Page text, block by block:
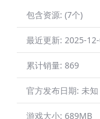
包含资源: (7个)
最近更新: 2025-
累计销量: 869
官方发布日期: 未知
游戏大小: 689MB